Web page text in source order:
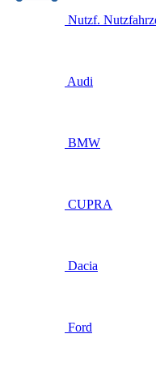
Nutzf.
Audi
BMW
CUPRA
Dacia
Ford